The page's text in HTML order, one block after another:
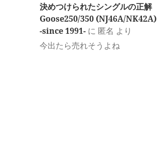
決めつけられたシングルの正解
Goose250/350 (NJ46A/NK42A)
-since 1991- に 匿名 より
今出たら売れそうよね